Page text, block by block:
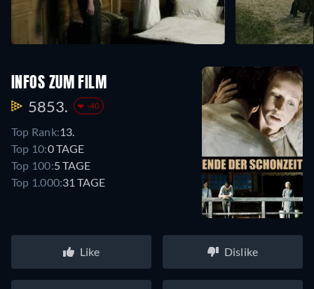
INFOS ZUM FILM
5853. -40
Top Rank:13.
Top 10:0 TAGE
Top 100:5 TAGE
Top 1.000:31 TAGE
Like Dislike